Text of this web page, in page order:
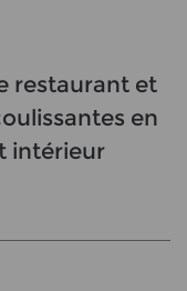
restaurant et
en
intérieur